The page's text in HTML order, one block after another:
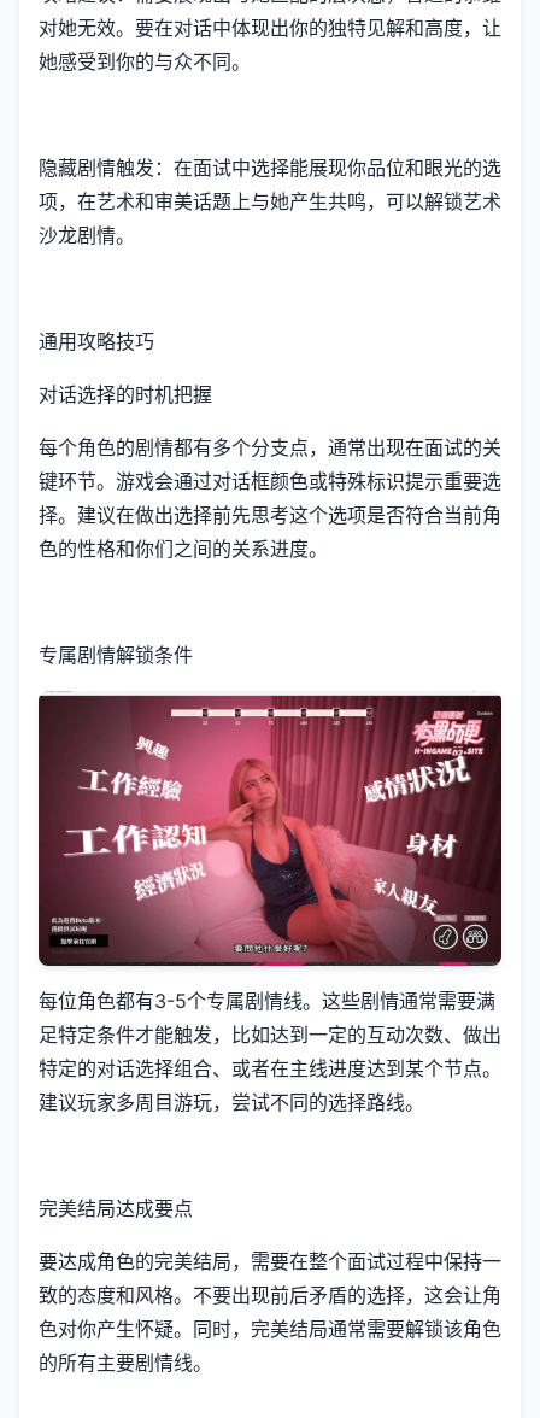
对她无效。要在对话中体现出你的独特见解和高度，让
她感受到你的与众不同。
隐藏剧情触发：在面试中选择能展现你品位和眼光的选
项，在艺术和审美话题上与她产生共鸣，可以解锁艺术
沙龙剧情。
通用攻略技巧
对话选择的时机把握
每个角色的剧情都有多个分支点，通常出现在面试的关
键环节。游戏会通过对话框颜色或特殊标识提示重要选
择。建议在做出选择前先思考这个选项是否符合当前角
色的性格和你们之间的关系进度。
专属剧情解锁条件
每位角色都有3-5个专属剧情线。这些剧情通常需要满
足特定条件才能触发，比如达到一定的互动次数、做出
特定的对话选择组合、或者在主线进度达到某个节点。
建议玩家多周目游玩，尝试不同的选择路线。
完美结局达成要点
要达成角色的完美结局，需要在整个面试过程中保持一
致的态度和风格。不要出现前后矛盾的选择，这会让角
色对你产生怀疑。同时，完美结局通常需要解锁该角色
的所有主要剧情线。